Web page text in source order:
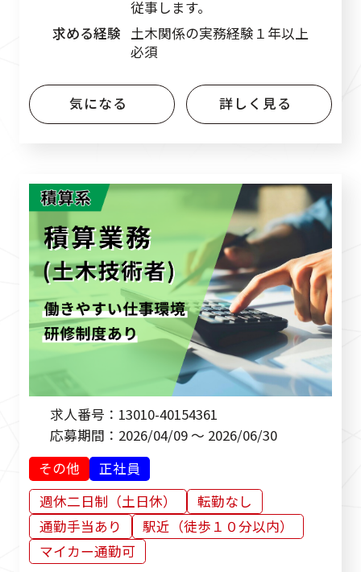
従事します。
求める経験 土木関係の実務経験１年以上
必須
気になる 詳しく見る
求人番号： 13010-40154361
応募期間： 2026/04/09 ～ 2026/06/30
その他
正社員
週休二日制（土日休）
転勤なし
通勤手当あり
駅近（徒歩１０分以内）
マイカー通勤可